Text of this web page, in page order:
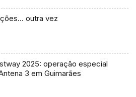
outra vez
2025: operação especial
3 em Guimarães